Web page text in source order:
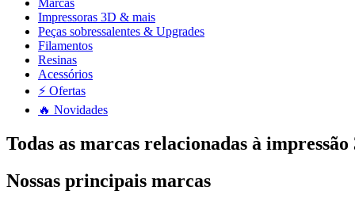
Marcas
Impressoras 3D & mais
Peças sobressalentes & Upgrades
Filamentos
Resinas
Acessórios
⚡ Ofertas
🔥 Novidades
Todas as marcas relacionadas à impressão
Nossas principais marcas